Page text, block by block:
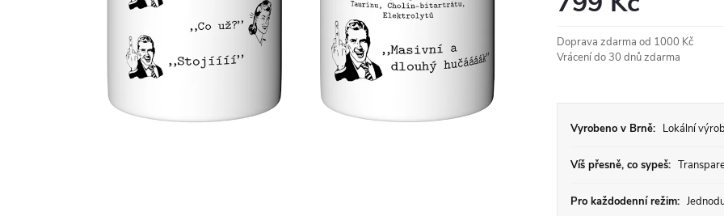
cena:
Doprava zdarma od 1000 Kč
Vrácení do 30 dnů zdarma
Vyrobeno v Brně: Lokální
Víš přesně, co sypeš:
Pro každodenní režim: